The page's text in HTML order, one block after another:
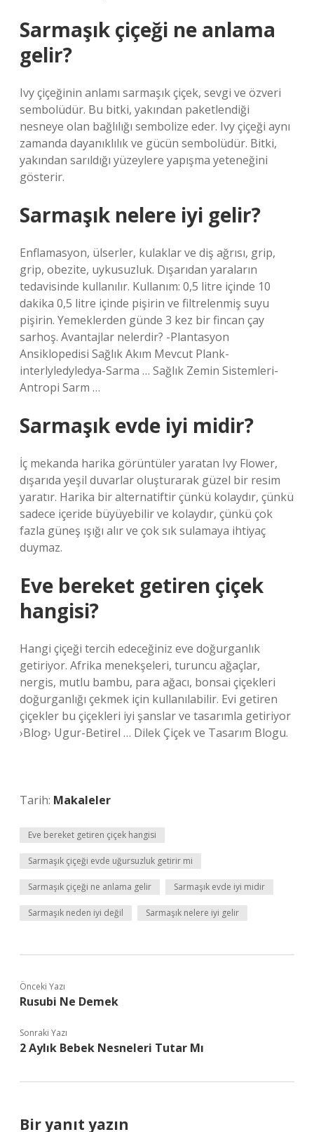
Sarmaşık çiçeği ne anlama
gelir?
Ivy çiçeğinin anlamı sarmaşık çiçek, sevgi ve özveri
sembolüdür. Bu bitki, yakından paketlendiği
nesneye olan bağlılığı sembolize eder. Ivy çiçeği aynı
zamanda dayanıklılık ve gücün sembolüdür. Bitki,
yakından sarıldığı yüzeylere yapışma yeteneğini
gösterir.
Sarmaşık nelere iyi gelir?
Enflamasyon, ülserler, kulaklar ve diş ağrısı, grip,
grip, obezite, uykusuzluk. Dışarıdan yaraların
tedavisinde kullanılır. Kullanım: 0,5 litre içinde 10
dakika 0,5 litre içinde pişirin ve filtrelenmiş suyu
pişirin. Yemeklerden günde 3 kez bir fincan çay
sarhoş. Avantajlar nelerdir? -Plantasyon
Ansiklopedisi Sağlık Akım Mevcut Plank-
interlyledyledya-Sarma … Sağlık Zemin Sistemleri-
Antropi Sarm …
Sarmaşık evde iyi midir?
İç mekanda harika görüntüler yaratan Ivy Flower,
dışarıda yeşil duvarlar oluşturarak güzel bir resim
yaratır. Harika bir alternatiftir çünkü kolaydır, çünkü
sadece içeride büyüyebilir ve kolaydır, çünkü çok
fazla güneş ışığı alır ve çok sık sulamaya ihtiyaç
duymaz.
Eve bereket getiren çiçek
hangisi?
Hangi çiçeği tercih edeceğiniz eve doğurganlık
getiriyor. Afrika menekşeleri, turuncu ağaçlar,
nergis, mutlu bambu, para ağacı, bonsai çiçekleri
doğurganlığı çekmek için kullanılabilir. Evi getiren
çiçekler bu çiçekleri iyi şanslar ve tasarımla getiriyor
›Blog› Ugur-Betirel … Dilek Çiçek ve Tasarım Blogu.
Tarih: Makaleler
Eve bereket getiren çiçek hangisi
Sarmaşık çiçeği evde uğursuzluk getirir mi
Sarmaşık çiçeği ne anlama gelir Sarmaşık evde iyi midir
Sarmaşık neden iyi değil Sarmaşık nelere iyi gelir
Önceki Yazı
Rusubi Ne Demek
Sonraki Yazı
2 Aylık Bebek Nesneleri Tutar Mı
Bir yanıt yazın